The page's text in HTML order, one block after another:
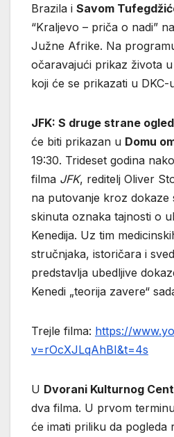
Brazila i Savom
“Kraljevo – priča o nadi”
Južne Afrike. Na
očaravajući prikaz života
koji će se prikazati u DKC-
JFK: S druge strane
će biti prikazan u Domu
19:30. Trideset godina
filma JFK, reditelj Oliver
na putovanje kroz dokaze
skinuta oznaka tajnosti o
Kenedija. Uz tim
stručnjaka, istoričara i
predstavlja ubedljive
Kenedi „teorija zavere“
Trejle filma: https://
v=rOcXJLqAhBI&t=4s
U Dvorani Kulturnog
dva filma. U prvom
će imati priliku da pogleda